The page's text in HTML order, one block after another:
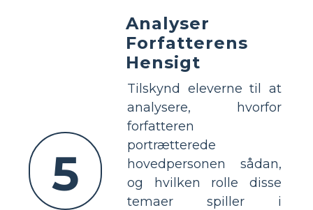
5
Analyser
Forfatterens
Hensigt
Tilskynd eleverne til at
analysere, hvorfor
forfatteren
portrætterede
hovedpersonen sådan,
og hvilken rolle disse
temaer spiller i